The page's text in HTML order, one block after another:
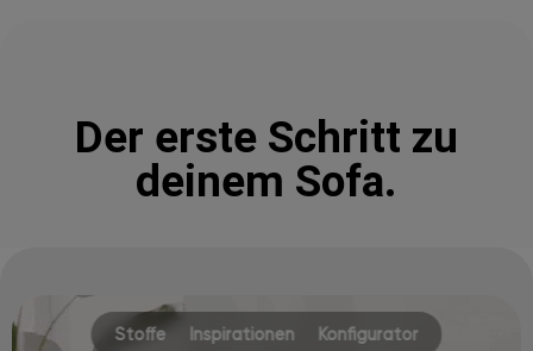
Der erste Schritt zu
deinem Sofa.
Stoffe Inspirationen Konfigurator